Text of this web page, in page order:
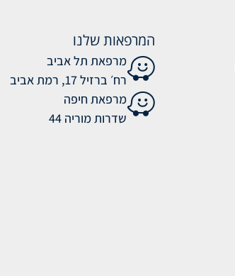
המרפאות שלנו
מרפאת תל אביב
רח׳ ברזיל 17, רמת אביב
מרפאת חיפה
שדרות מוריה 44